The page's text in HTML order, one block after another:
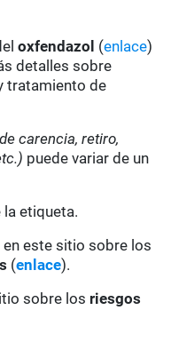
oxfendazol (enlace)
detalles sobre
tratamiento de
carencia, retiro,
puede variar de un
la etiqueta.
este sitio sobre los
(enlace).
sobre los riesgos